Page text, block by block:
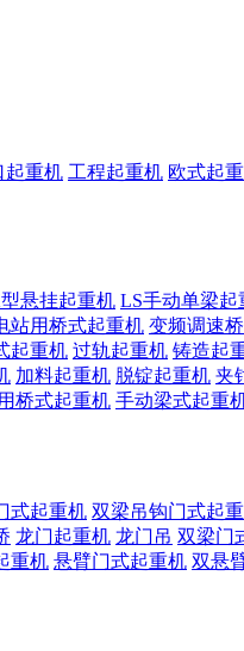
起重机 工程起重机 欧式起
悬挂起重机 LS手动单梁起
站用桥式起重机 变频调速
起重机 过轨起重机 铸造起
加料起重机 脱锭起重机 夹
桥式起重机 手动梁式起重
式起重机 双梁吊钩门式起
龙门起重机 龙门吊 双梁门
重机 悬臂门式起重机 双悬